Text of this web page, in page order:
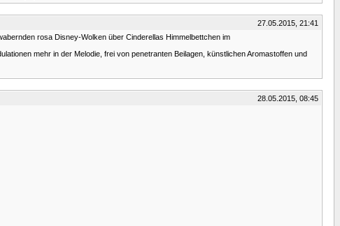
27.05.2015, 21:41
rosa Disney-Wolken über Cinderellas Himmelbettchen im
mehr in der Melodie, frei von penetranten Beilagen, künstlichen Aromastoffen und
28.05.2015, 08:45